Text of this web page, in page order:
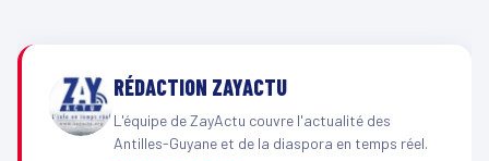
RÉDACTION ZAYACTU
L'équipe de ZayActu couvre l'actualité des
Antilles-Guyane et de la diaspora en temps réel.